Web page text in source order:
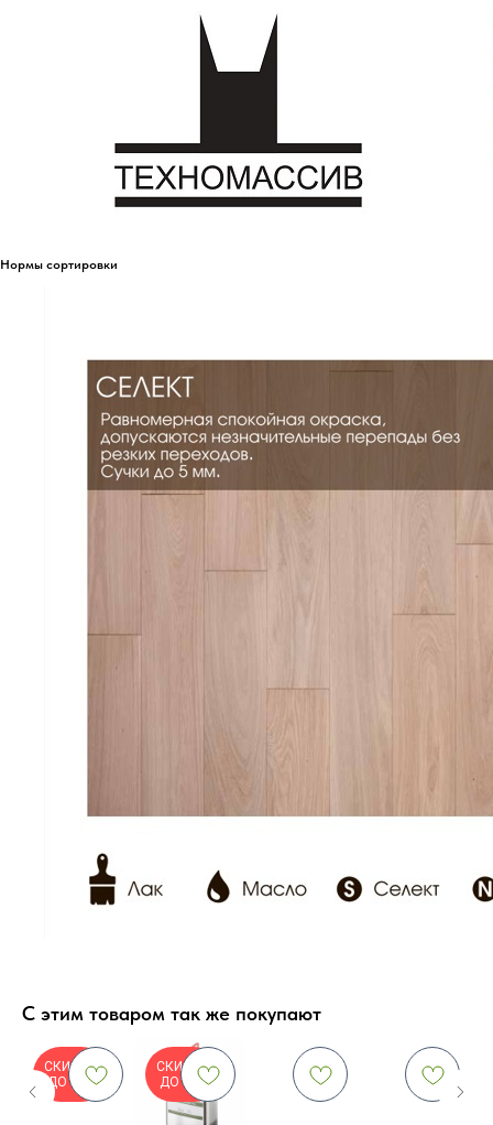
Нормы сортировки
С этим товаром так же покупают
СКИДКА
ДО 10%
СКИДКА
ДО 10%